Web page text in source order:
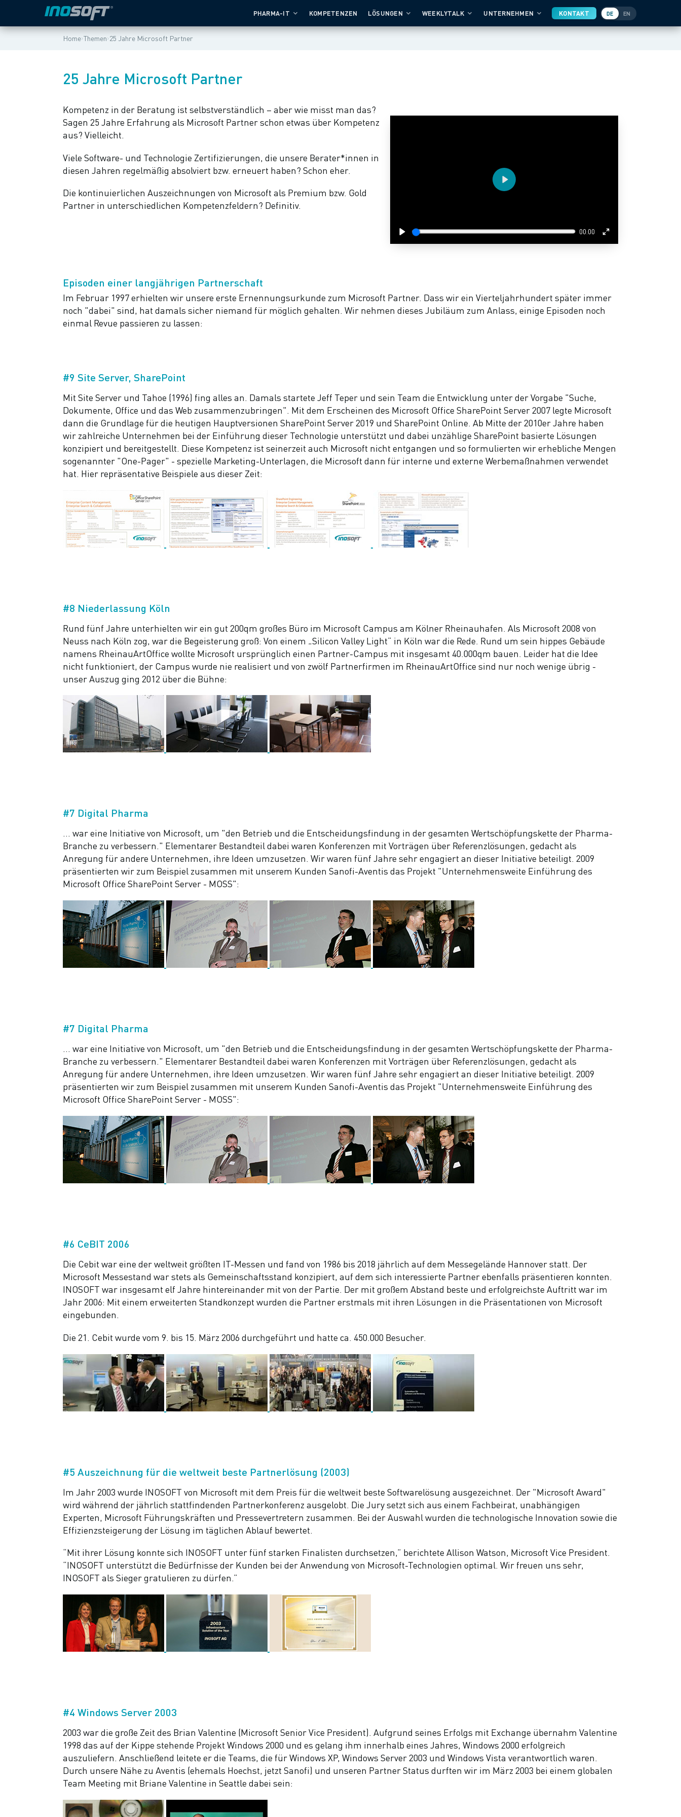
PHARMA-IT KOMPETENZEN LÖSUNGEN WEEKLYTALK UNTERNEHMEN KONTAKT DE EN
Home›Themen›25 Jahre Microsoft Partner
25 Jahre Microsoft Partner
Kompetenz in der Beratung ist selbstverständlich – aber wie misst man das?
Sagen 25 Jahre Erfahrung als Microsoft Partner schon etwas über Kompetenz
aus? Vielleicht.
Viele Software- und Technologie Zertifizierungen, die unsere Berater*innen in
diesen Jahren regelmäßig absolviert bzw. erneuert haben? Schon eher.
Die kontinuierlichen Auszeichnungen von Microsoft als Premium bzw. Gold
Partner in unterschiedlichen Kompetenzfeldern? Definitiv.
Play
00:00
Enter
Play
Episoden einer langjährigen Partnerschaft
Im Februar 1997 erhielten wir unsere erste Ernennungsurkunde zum Microsoft Partner. Dass wir ein Vierteljahrhundert später immer
noch "dabei" sind, hat damals sicher niemand für möglich gehalten. Wir nehmen dieses Jubiläum zum Anlass, einige Episoden noch
einmal Revue passieren zu lassen:
#9 Site Server, SharePoint
Mit Site Server und Tahoe (1996) fing alles an. Damals startete Jeff Teper und sein Team die Entwicklung unter der Vorgabe "Suche,
Dokumente, Office und das Web zusammenzubringen". Mit dem Erscheinen des Microsoft Office SharePoint Server 2007 legte Microsoft
dann die Grundlage für die heutigen Hauptversionen SharePoint Server 2019 und SharePoint Online. Ab Mitte der 2010er Jahre haben
wir zahlreiche Unternehmen bei der Einführung dieser Technologie unterstützt und dabei unzählige SharePoint basierte Lösungen
konzipiert und bereitgestellt. Diese Kompetenz ist seinerzeit auch Microsoft nicht entgangen und so formulierten wir erhebliche Mengen
sogenannter "One-Pager" - spezielle Marketing-Unterlagen, die Microsoft dann für interne und externe Werbemaßnahmen verwendet
hat. Hier repräsentative Beispiele aus dieser Zeit:
#8 Niederlassung Köln
Rund fünf Jahre unterhielten wir ein gut 200qm großes Büro im Microsoft Campus am Kölner Rheinauhafen. Als Microsoft 2008 von
Neuss nach Köln zog, war die Begeisterung groß: Von einem „Silicon Valley Light“ in Köln war die Rede. Rund um sein hippes Gebäude
namens RheinauArtOffice wollte Microsoft ursprünglich einen Partner-Campus mit insgesamt 40.000qm bauen. Leider hat die Idee
nicht funktioniert, der Campus wurde nie realisiert und von zwölf Partnerfirmen im RheinauArtOffice sind nur noch wenige übrig -
unser Auszug ging 2012 über die Bühne:
#7 Digital Pharma
… war eine Initiative von Microsoft, um "den Betrieb und die Entscheidungsfindung in der gesamten Wertschöpfungskette der Pharma-
Branche zu verbessern." Elementarer Bestandteil dabei waren Konferenzen mit Vorträgen über Referenzlösungen, gedacht als
Anregung für andere Unternehmen, ihre Ideen umzusetzen. Wir waren fünf Jahre sehr engagiert an dieser Initiative beteiligt. 2009
präsentierten wir zum Beispiel zusammen mit unserem Kunden Sanofi-Aventis das Projekt "Unternehmensweite Einführung des
Microsoft Office SharePoint Server - MOSS":
#7 Digital Pharma
… war eine Initiative von Microsoft, um "den Betrieb und die Entscheidungsfindung in der gesamten Wertschöpfungskette der Pharma-
Branche zu verbessern." Elementarer Bestandteil dabei waren Konferenzen mit Vorträgen über Referenzlösungen, gedacht als
Anregung für andere Unternehmen, ihre Ideen umzusetzen. Wir waren fünf Jahre sehr engagiert an dieser Initiative beteiligt. 2009
präsentierten wir zum Beispiel zusammen mit unserem Kunden Sanofi-Aventis das Projekt "Unternehmensweite Einführung des
Microsoft Office SharePoint Server - MOSS":
#6 CeBIT 2006
Die Cebit war eine der weltweit größten IT-Messen und fand von 1986 bis 2018 jährlich auf dem Messegelände Hannover statt. Der
Microsoft Messestand war stets als Gemeinschaftsstand konzipiert, auf dem sich interessierte Partner ebenfalls präsentieren konnten.
INOSOFT war insgesamt elf Jahre hintereinander mit von der Partie. Der mit großem Abstand beste und erfolgreichste Auftritt war im
Jahr 2006: Mit einem erweiterten Standkonzept wurden die Partner erstmals mit ihren Lösungen in die Präsentationen von Microsoft
eingebunden.
Die 21. Cebit wurde vom 9. bis 15. März 2006 durchgeführt und hatte ca. 450.000 Besucher.
#5 Auszeichnung für die weltweit beste Partnerlösung (2003)
Im Jahr 2003 wurde INOSOFT von Microsoft mit dem Preis für die weltweit beste Softwarelösung ausgezeichnet. Der "Microsoft Award"
wird während der jährlich stattfindenden Partnerkonferenz ausgelobt. Die Jury setzt sich aus einem Fachbeirat, unabhängigen
Experten, Microsoft Führungskräften und Pressevertretern zusammen. Bei der Auswahl wurden die technologische Innovation sowie die
Effizienzsteigerung der Lösung im täglichen Ablauf bewertet.
“Mit ihrer Lösung konnte sich INOSOFT unter fünf starken Finalisten durchsetzen,” berichtete Allison Watson, Microsoft Vice President.
“INOSOFT unterstützt die Bedürfnisse der Kunden bei der Anwendung von Microsoft-Technologien optimal. Wir freuen uns sehr,
INOSOFT als Sieger gratulieren zu dürfen.”
#4 Windows Server 2003
2003 war die große Zeit des Brian Valentine (Microsoft Senior Vice President). Aufgrund seines Erfolgs mit Exchange übernahm Valentine
1998 das auf der Kippe stehende Projekt Windows 2000 und es gelang ihm innerhalb eines Jahres, Windows 2000 erfolgreich
auszuliefern. Anschließend leitete er die Teams, die für Windows XP, Windows Server 2003 und Windows Vista verantwortlich waren.
Durch unsere Nähe zu Aventis (ehemals Hoechst, jetzt Sanofi) und unseren Partner Status durften wir im März 2003 bei einem globalen
Team Meeting mit Briane Valentine in Seattle dabei sein: